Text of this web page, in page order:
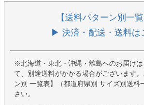
【送料パターン別一覧
▶ 決済・配送・送料は
※北海道・東北・沖縄・離島へのお届け
て、別途送料がかかる場合がございます
ン別 一覧表】（都道府県別 サイズ別送料
さい。